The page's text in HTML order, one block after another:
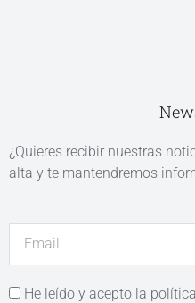
¿Quieres recibir nuestras
alta y te mantendremos
He leído y acepto la